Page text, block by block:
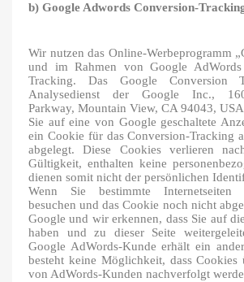
b) Google Adwords Conversion-
Wir nutzen das Online-Werbeprogramm
und im Rahmen von Google
Tracking. Das Google Conversion
Analysedienst der Google Inc.,
Parkway, Mountain View, CA 94043,
Sie auf eine von Google geschaltete
ein Cookie für das Conversion-Tracking
abgelegt. Diese Cookies verlieren
Gültigkeit, enthalten keine
dienen somit nicht der persönlichen
Wenn Sie bestimmte Internetseiten
besuchen und das Cookie noch nicht
Google und wir erkennen, dass Sie auf
haben und zu dieser Seite
Google AdWords-Kunde erhält ein
besteht keine Möglichkeit, dass Cookies
von AdWords-Kunden nachverfolgt